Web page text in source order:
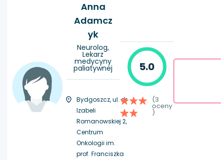
Anna
Adamcz
yk
Neurolog,
Lekarz
medycyny
paliatywnej
Bydgoszcz, ul. dr
Izabeli
Romanowskiej 2,
Centrum
Onkologii im.
prof. Franciszka
5.0
(3
oceny
)